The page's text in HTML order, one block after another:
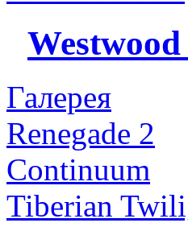
Галерея
Renegade 2
Continuum
Tiberian